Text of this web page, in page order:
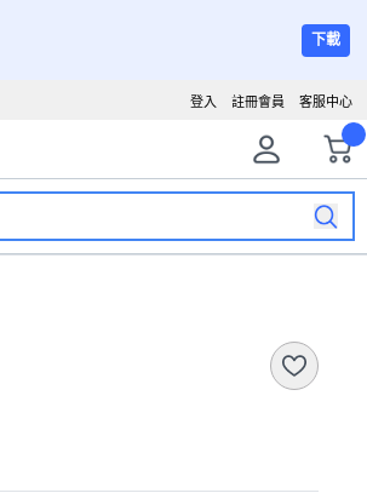
下載
客服中心
註冊會員
登入